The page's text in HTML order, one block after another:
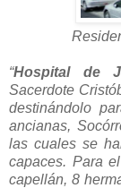
“Hospital de
Sacerdote
destinándolo
ancianas,
las cuales se
capaces. Para
capellán, 8